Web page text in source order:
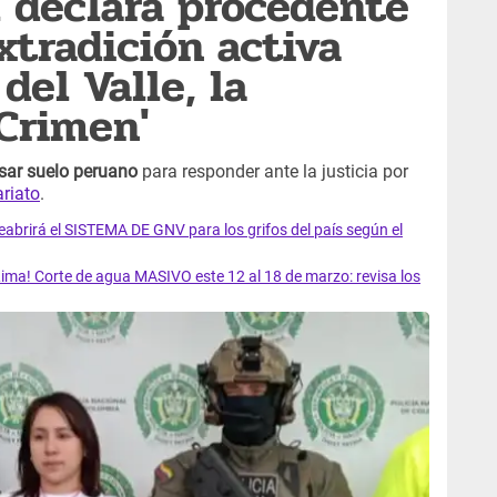
activa
Valle, la
suelo peruano para responder ante la justicia por
.
el SISTEMA DE GNV para los grifos del país según el
Corte de agua MASIVO este 12 al 18 de marzo: revisa los